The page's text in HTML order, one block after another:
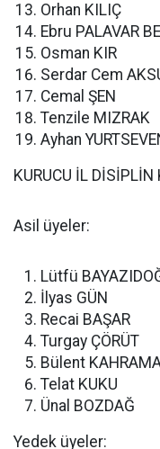
Orhan KILIÇ
Ebru PALAVAR
Osman KIR
Serdar Cem
Cemal ŞEN
Tenzile MIZRAK
Ayhan
KURUCU İL DİSİPLİN
Asil üyeler:
Lütfü
İlyas GÜN
Recai BAŞAR
Turgay ÇÖRÜT
Bülent
Telat KUKU
Ünal BOZDAĞ
Yedek üyeler: